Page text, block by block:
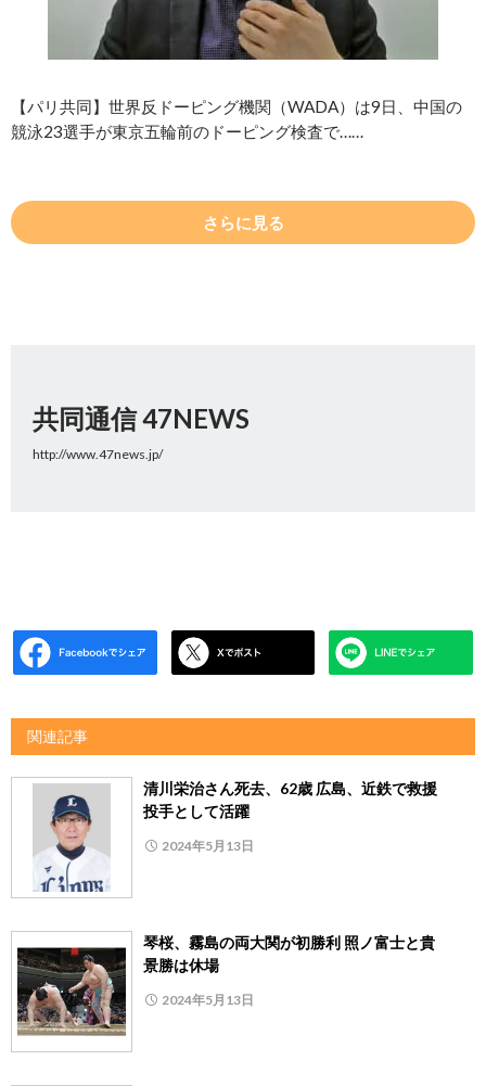
【パリ共同】世界反ドーピング機関（WADA）は9日、中国の
競泳23選手が東京五輪前のドーピング検査で……
さらに見る
共同通信 47NEWS
http://www.47news.jp/
関連記事
清川栄治さん死去、62歳 広島、近鉄で救援
投手として活躍
2024年5月13日
琴桜、霧島の両大関が初勝利 照ノ富士と貴
景勝は休場
2024年5月13日